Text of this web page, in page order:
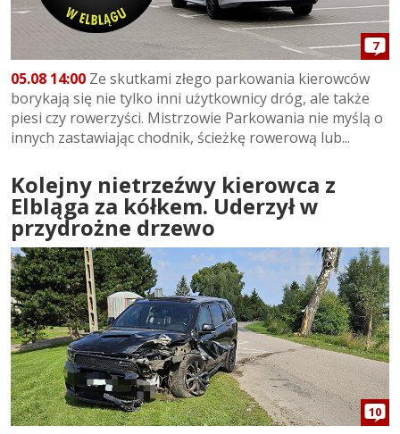
7
05.08 14:00 Ze skutkami złego parkowania kierowców
borykają się nie tylko inni użytkownicy dróg, ale także
piesi czy rowerzyści. Mistrzowie Parkowania nie myślą o
innych zastawiając chodnik, ścieżkę rowerową lub...
Kolejny nietrzeźwy kierowca z
Elbląga za kółkem. Uderzył w
przydrożne drzewo
10